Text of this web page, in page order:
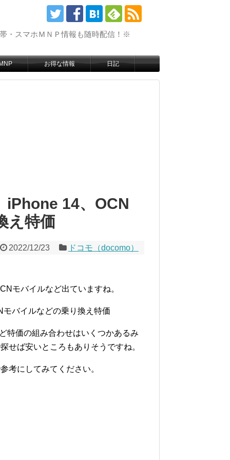
・スマホＭＮＰ情報も随時配信！※
お得な情報 日記
iPhone 14、OCN
え特価
2022/12/23 ドコモ（docomo）
モバイルなど出ていますね。
バイルなどの乗り換え特価
特価の組み合わせはいくつかあるみ
せば安いところもありそうですね。
考にしてみてください。